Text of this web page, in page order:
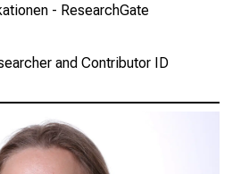
- ResearchGate
and Contributor ID